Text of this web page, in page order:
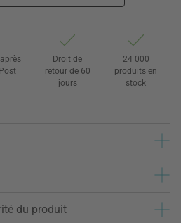
Droit de
retour de 60
jours
24 000
produits en
stock
du produit